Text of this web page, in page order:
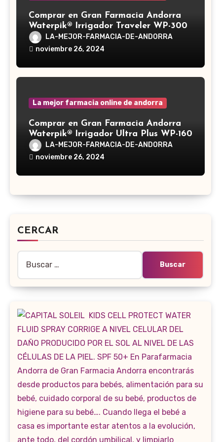
Comprar en Gran Farmacia Andorra
Waterpik® Irrigador Traveler WP-300
LA-MEJOR-FARMACIA-DE-ANDORRA
noviembre 26, 2024
La mejor farmacia online de andorra
Comprar en Gran Farmacia Andorra
Waterpik® Irrigador Ultra Plus WP-160
LA-MEJOR-FARMACIA-DE-ANDORRA
noviembre 26, 2024
CERCAR